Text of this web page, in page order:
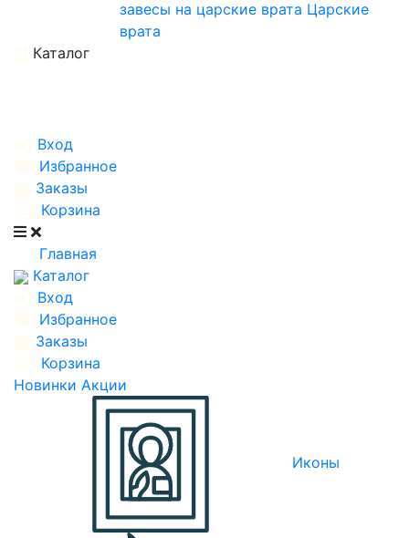
завесы на царские врата Царские
врата
Каталог
Вход
Избранное
Заказы
Корзина
Главная
Каталог
Вход
Избранное
Заказы
Корзина
Новинки Акции
Иконы